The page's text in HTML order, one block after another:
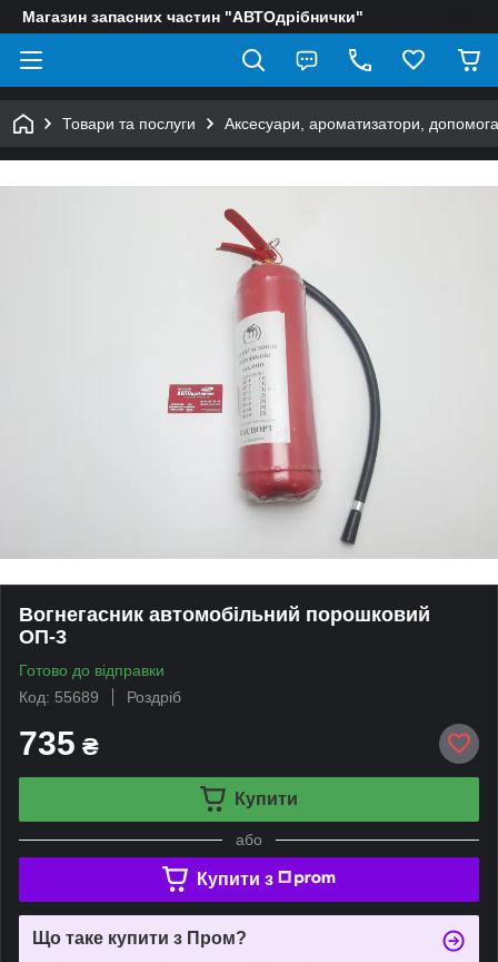
Магазин запасних частин "АВТОдрібнички"
Товари та послуги Аксесуари, ароматизатори,
Вогнегасник автомобільний порошковий
ОП-3
Готово до відправки
Код: 55689
Роздріб
735 ₴
Купити
або
Купити з
Що таке купити з Пром?